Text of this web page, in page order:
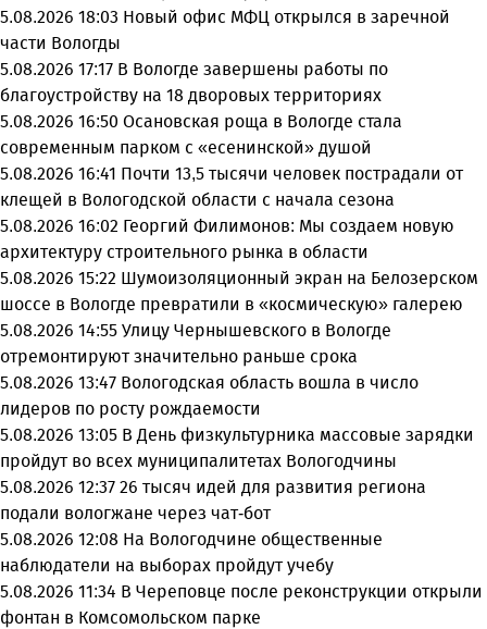
5.08.2026 18:03 Новый офис МФЦ открылся в заречной
части Вологды
5.08.2026 17:17 В Вологде завершены работы по
благоустройству на 18 дворовых территориях
5.08.2026 16:50 Осановская роща в Вологде стала
современным парком с «есенинской» душой
5.08.2026 16:41 Почти 13,5 тысячи человек пострадали от
клещей в Вологодской области с начала сезона
5.08.2026 16:02 Георгий Филимонов: Мы создаем новую
архитектуру строительного рынка в области
5.08.2026 15:22 Шумоизоляционный экран на Белозерском
шоссе в Вологде превратили в «космическую» галерею
5.08.2026 14:55 Улицу Чернышевского в Вологде
отремонтируют значительно раньше срока
5.08.2026 13:47 Вологодская область вошла в число
лидеров по росту рождаемости
5.08.2026 13:05 В День физкультурника массовые зарядки
пройдут во всех муниципалитетах Вологодчины
5.08.2026 12:37 26 тысяч идей для развития региона
подали вологжане через чат-бот
5.08.2026 12:08 На Вологодчине общественные
наблюдатели на выборах пройдут учебу
5.08.2026 11:34 В Череповце после реконструкции открыли
фонтан в Комсомольском парке